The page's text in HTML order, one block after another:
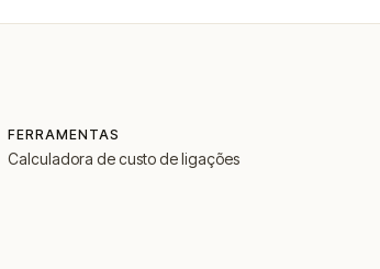
FERRAMENTAS
Calculadora de custo de ligações